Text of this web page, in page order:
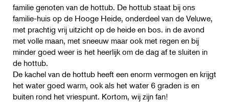
familie genoten van de hottub. De hottub staat bij ons
familie-huis op de Hooge Heide, onderdeel van de Veluwe,
met prachtig vrij uitzicht op de heide en bos. in de avond
met volle maan, met sneeuw maar ook met regen en bij
minder goed weer is het heerlijk om de dag af te sluiten in
de hottub.
De kachel van de hottub heeft een enorm vermogen en krijgt
het water goed warm, ook als het water 6 graden is en
buiten rond het vriespunt. Kortom, wij zijn fan!